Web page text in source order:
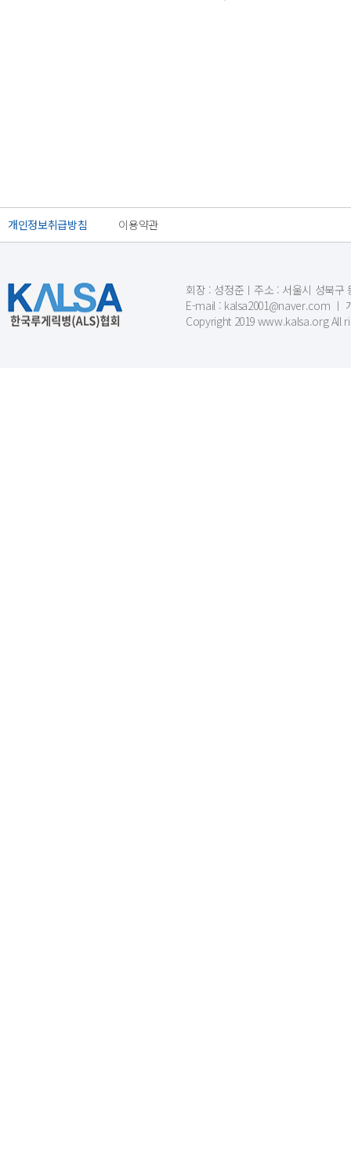
개인정보취급방침 이용약관
회장 : 성정준ㅣ주소 : 서울시 성북구
E-mail : kalsa2001@naver.com ㅣ
Copyright 2019 www.kalsa.org All